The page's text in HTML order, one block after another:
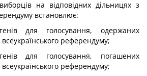
на відповідних дільницях з
встановлює:
для голосування, одержаних
референдуму;
для голосування, погашених
референдуму;